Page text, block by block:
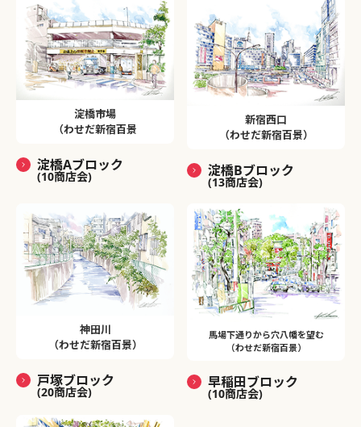
淀橋市場
（わせだ新宿百景
淀橋Aブロック
(10商店会)
新宿西口
（わせだ新宿百景）
淀橋Bブロック
(13商店会)
神田川
（わせだ新宿百景）
戸塚ブロック
(20商店会)
馬場下通りから穴八幡を望む
（わせだ新宿百景）
早稲田ブロック
(10商店会)